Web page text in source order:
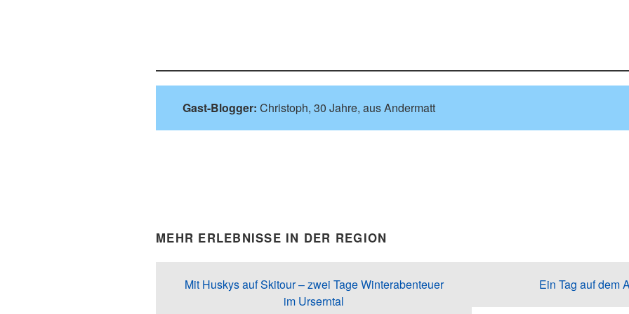
Gast-Blogger: Christoph, 30 Jahre, aus Andermatt
MEHR ERLEBNISSE IN DER REGION
Mit Huskys auf Skitour – zwei Tage Winterabenteuer
im Urserntal
Ein Tag auf dem